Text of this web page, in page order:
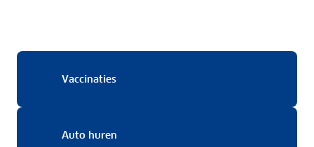
VaccinatiesVaccinaties
Auto huren